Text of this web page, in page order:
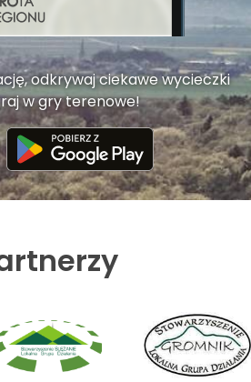
odkrywaj ciekawe wycieczki
w gry terenowe!